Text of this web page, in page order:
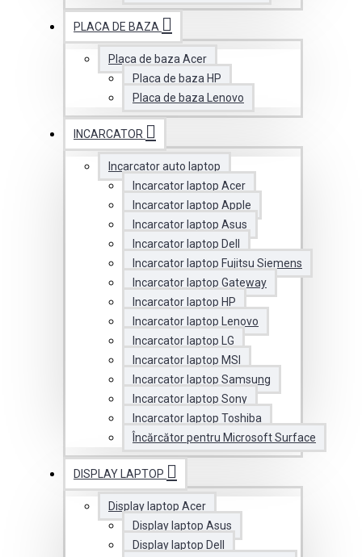
PLACA DE BAZA
Placa de baza Acer
Placa de baza HP
Placa de baza Lenovo
INCARCATOR
Incarcator auto laptop
Incarcator laptop Acer
Incarcator laptop Apple
Incarcator laptop Asus
Incarcator laptop Dell
Incarcator laptop Fujitsu Siemens
Incarcator laptop Gateway
Incarcator laptop HP
Incarcator laptop Lenovo
Incarcator laptop LG
Incarcator laptop MSI
Incarcator laptop Samsung
Incarcator laptop Sony
Incarcator laptop Toshiba
Încărcător pentru Microsoft Surface
DISPLAY LAPTOP
Display laptop Acer
Display laptop Asus
Display laptop Dell